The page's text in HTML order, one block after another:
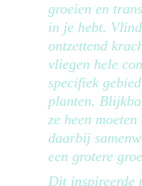
groeien en
in je hebt.
ontzettend
vliegen hele
specifiek
planten.
ze heen
daarbij
een grotere
Dit inspireerde